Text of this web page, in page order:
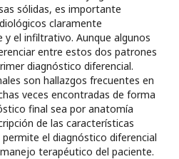
sólidas, es importante
claramente
y el infiltrativo. Aunque algunos
entre estos dos patrones
diagnóstico diferencial.
son hallazgos frecuentes en
veces encontradas de forma
final sea por anatomía
de las características
el diagnóstico diferencial
terapéutico del paciente.